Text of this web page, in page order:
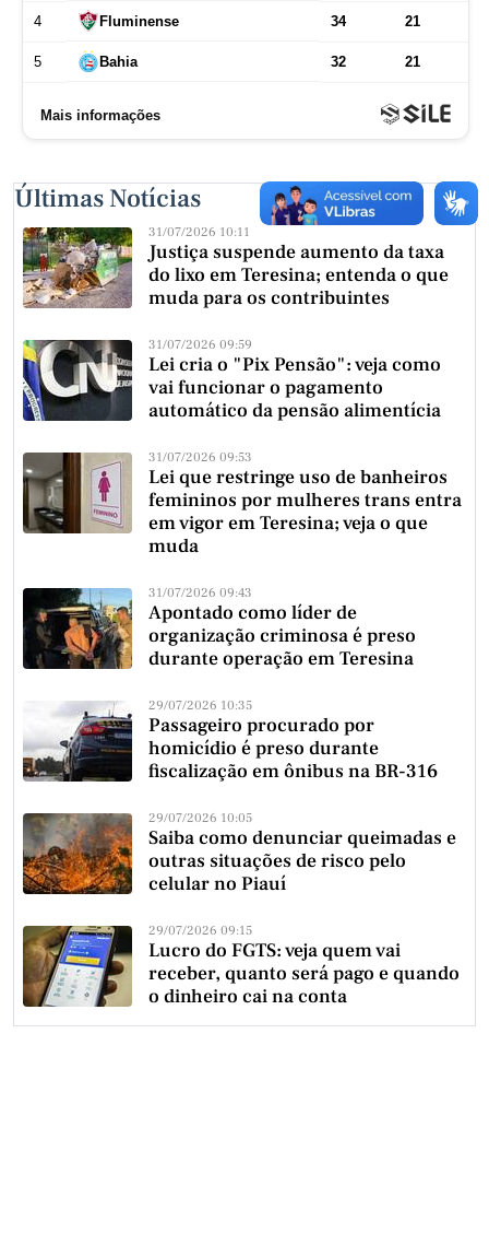
Últimas Notícias
31/07/2026 10:11
Justiça suspende aumento da taxa
do lixo em Teresina; entenda o que
muda para os contribuintes
31/07/2026 09:59
Lei cria o "Pix Pensão": veja como
vai funcionar o pagamento
automático da pensão alimentícia
31/07/2026 09:53
Lei que restringe uso de banheiros
femininos por mulheres trans entra
em vigor em Teresina; veja o que
muda
31/07/2026 09:43
Apontado como líder de
organização criminosa é preso
durante operação em Teresina
29/07/2026 10:35
Passageiro procurado por
homicídio é preso durante
fiscalização em ônibus na BR-316
29/07/2026 10:05
Saiba como denunciar queimadas e
outras situações de risco pelo
celular no Piauí
29/07/2026 09:15
Lucro do FGTS: veja quem vai
receber, quanto será pago e quando
o dinheiro cai na conta